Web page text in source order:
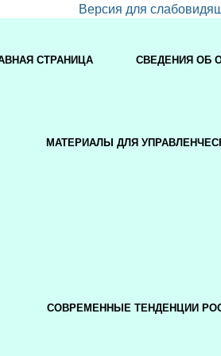
Версия для
СТРАНИЦА СВЕДЕНИЯ ОБ
МАТЕРИАЛЫ ДЛЯ
СОВРЕМЕННЫЕ ТЕНДЕНЦИИ